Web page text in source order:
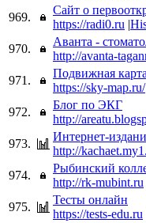
969.
Сайт о
https://radi0.ru |
970.
Аванта -
http://avanta-
971.
Подвижная
https://sky-map.ru/
972.
Блог по ЭКГ
http://
973.
Интернет-
http://
974.
Рыбинский
http://rk-mubint.ru
975.
Тесты онлайн
https://tests-edu.ru